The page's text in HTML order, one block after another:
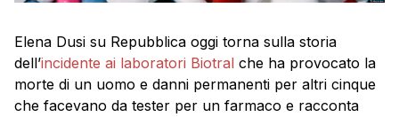
Elena Dusi su Repubblica oggi torna sulla storia
dell’incidente ai laboratori Biotral che ha provocato la
morte di un uomo e danni permanenti per altri cinque
che facevano da tester per un farmaco e racconta